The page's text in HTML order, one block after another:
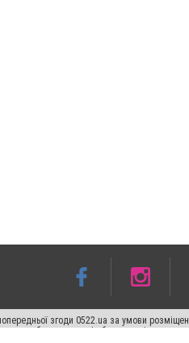
згоди 0522.ua за умови
абзацу в тексті або в якості